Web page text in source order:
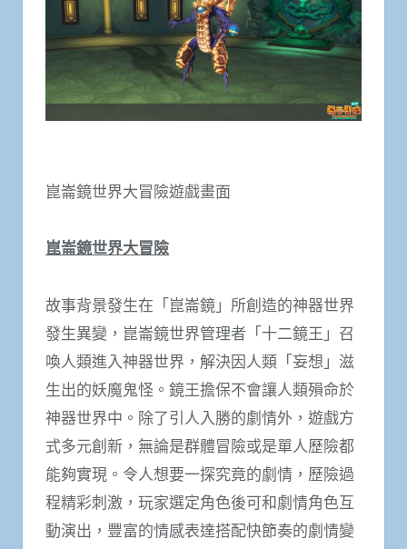
崑崙鏡世界大冒險遊戲畫面
崑崙鏡世界大冒險
故事背景發生在「崑崙鏡」所創造的神器世界
發生異變，崑崙鏡世界管理者「十二鏡王」召
喚人類進入神器世界，解決因人類「妄想」滋
生出的妖魔鬼怪。鏡王擔保不會讓人類殞命於
神器世界中。除了引人入勝的劇情外，遊戲方
式多元創新，無論是群體冒險或是單人歷險都
能夠實現。令人想要一探究竟的劇情，歷險過
程精彩刺激，玩家選定角色後可和劇情角色互
動演出，豐富的情感表達搭配快節奏的劇情變